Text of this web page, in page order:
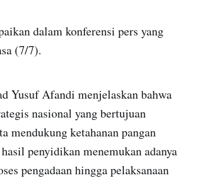
dalam konferensi pers yang
(7/7).
Yusuf Afandi menjelaskan bahwa
nasional yang bertujuan
mendukung ketahanan pangan
penyidikan menemukan adanya
pengadaan hingga pelaksanaan